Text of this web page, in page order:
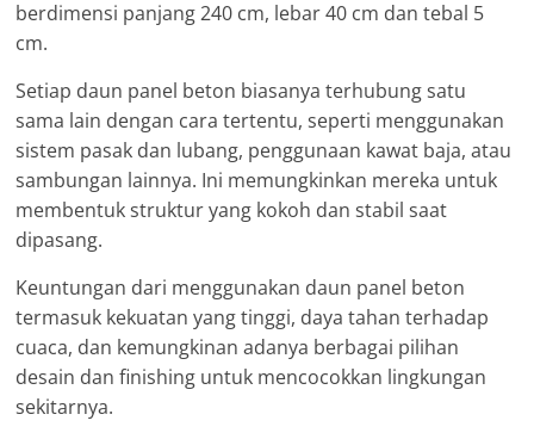
berdimensi panjang 240 cm, lebar 40 cm dan tebal 5
cm.
Setiap daun panel beton biasanya terhubung satu
sama lain dengan cara tertentu, seperti menggunakan
sistem pasak dan lubang, penggunaan kawat baja, atau
sambungan lainnya. Ini memungkinkan mereka untuk
membentuk struktur yang kokoh dan stabil saat
dipasang.
Keuntungan dari menggunakan daun panel beton
termasuk kekuatan yang tinggi, daya tahan terhadap
cuaca, dan kemungkinan adanya berbagai pilihan
desain dan finishing untuk mencocokkan lingkungan
sekitarnya.